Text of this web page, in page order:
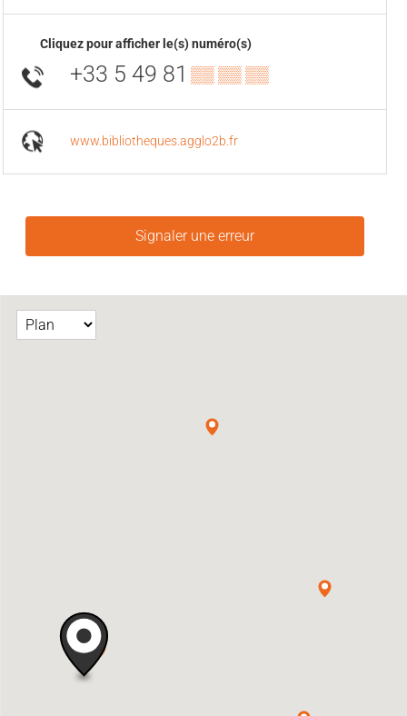
Cliquez pour afficher le(s) numéro(s)
+33 5 49 81 ▒▒ ▒▒ ▒▒
www.bibliotheques.agglo2b.fr
Signaler une erreur